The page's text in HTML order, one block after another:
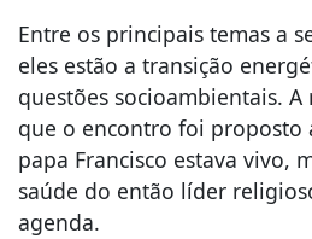
Entre os principais temas a
eles estão a transição
questões socioambientais.
que o encontro foi proposto
papa Francisco estava vivo,
saúde do então líder
agenda.